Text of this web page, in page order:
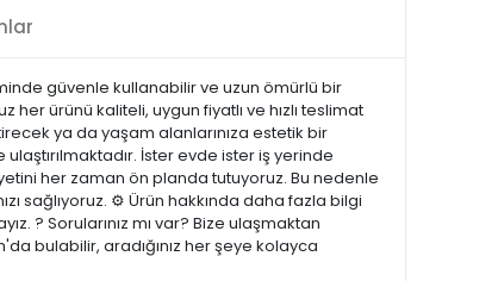
güvenle kullanabilir ve uzun ömürlü bir
ürünü kaliteli, uygun fiyatlı ve hızlı teslimat
ya da yaşam alanlarınıza estetik bir
İster evde ister iş yerinde
her zaman ön planda tutuyoruz. Bu nedenle
sağlıyoruz. ⚙️ Ürün hakkında daha fazla bilgi
? Sorularınız mı var? Bize ulaşmaktan
bulabilir, aradığınız her şeye kolayca